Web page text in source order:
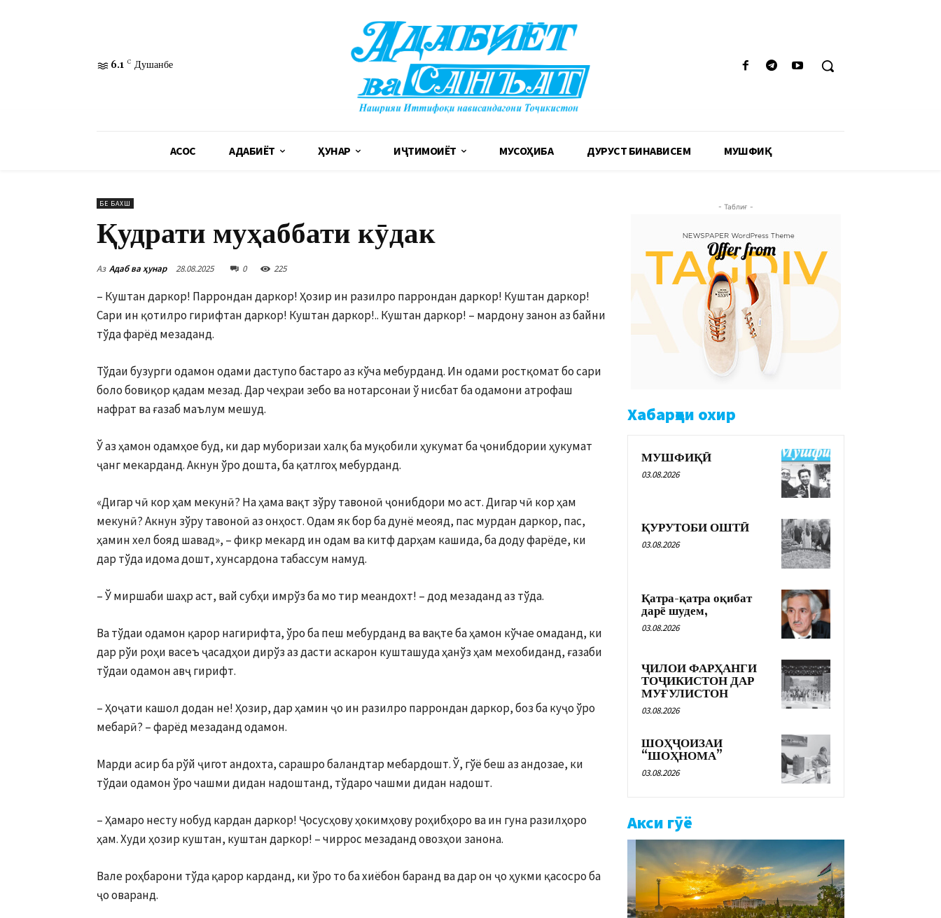
6.1 C Душанбе
АСОСӢ АДАБИЁТ ҲУНАР ИҶТИМОИЁТ МУСОҲИБА ДУРУСТ БИНАВИСЕМ МУШФИҚӢ
БЕ БАХШ
Қудрати муҳаббати кӯдак
Аз Адаб ва ҳунар 28.08.2025 0 225
– Куштан даркор! Паррондан дар­кор! Ҳозир ин разилро паррондан даркор! Куштан даркор!
Сари ин қотилро гирифтан даркор! Куштан даркор!.. Куштан даркор! – мардону занон аз байни
тўда фарёд мезаданд.
Тўдаи бузурги одамон одами даступо бастаро аз кўча мебурданд. Ин одами ростқомат бо сари
боло бовиқор қадам мезад. Дар чеҳраи зебо ва нотарсонаи ў нисбат ба одамони атрофаш
нафрат ва ғазаб маълум мешуд.
Ў аз ҳамон одамҳое буд, ки дар муборизаи халқ ба муқобили ҳукумат ба ҷонибдории ҳукумат
ҷанг мекар­данд. Акнун ўро дошта, ба қатлгоҳ мебурданд.
«Дигар чӣ кор ҳам мекунӣ? На ҳама вақт зўру тавоноӣ ҷонибдори мо аст. Дигар чӣ кор ҳам
мекунӣ? Акнун зўру тавоноӣ аз онҳост. Одам як бор ба дунё меояд, пас мурдан даркор, пас,
ҳамин хел бояд шавад», – фикр ме­кард ин одам ва китф дарҳам кашида, ба доду фарёде, ки
дар тўда идома дошт, хунсардона табассум намуд.
– Ў миршаби шаҳр аст, вай субҳи имрўз ба мо тир меандохт! – дод ме­заданд аз тўда.
Ва тўдаи одамон қарор нагириф­та, ўро ба пеш мебурданд ва вақте ба ҳамон кўчае омаданд, ки
дар рўи роҳи васеъ ҷасадҳои дирўз аз дасти аскарон кушташуда ҳанўз ҳам ме­хобиданд, ғазаби
тўдаи одамон авҷ гирифт.
– Ҳоҷати кашол додан не! Ҳозир, дар ҳамин ҷо ин разилро паррондан даркор, боз ба куҷо ўро
мебарӣ? – фарёд мезаданд одамон.
Марди асир ба рўй ҷигот андохта, сарашро баландтар мебардошт. Ў, гўё беш аз андозае, ки
тўдаи одамон ўро чашми дидан надоштанд, тўдаро чашми дидан надошт.
– Ҳамаро несту нобуд кардан дар­кор! Ҷосусҳову ҳокимҳову роҳибҳоро ва ин гуна разилҳоро
ҳам. Худи ҳозир куштан, куштан даркор! – чиррос ме­заданд овозҳои занона.
Вале роҳбарони тўда қарор кар­данд, ки ўро то ба хиёбон баранд ва дар он ҷо ҳукми қасосро ба
ҷо оваранд.
- Таблиғ -
Хабарҳои охир
МУШФИҚӢ
03.08.2026
ҚУРУТОБИ ОШТӢ
03.08.2026
Қатра-қатра оқибат
дарё шудем,
03.08.2026
ҶИЛОИ ФАРҲАНГИ
ТОҶИКИСТОН ДАР
МУҒУЛИСТОН
03.08.2026
ШОҲҶОИЗАИ
“ШОҲНОМА”
03.08.2026
Акси гӯё